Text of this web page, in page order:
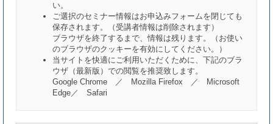
い。
ご選択のセミナー情報はお申込みフォームを閉じても
保存されます。（受講者情報は削除されます）
ブラウザを終了するまで、情報は残ります。（お使い
のブラウザのクッキーを有効にしてください。）
当サイトを快適にご利用いただくために、下記のブラ
ウザ（最新版）での閲覧を推奨致します。
Google Chrome ／ Mozilla Firefox ／ Microsoft
Edge／ Safari